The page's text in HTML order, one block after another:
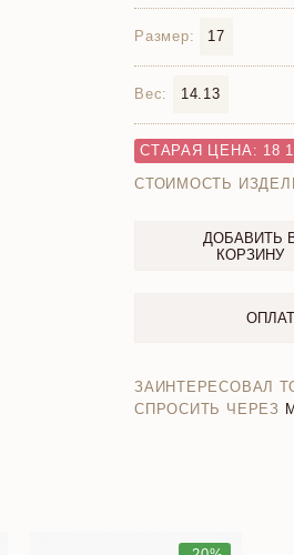
Размер: 17
Вес: 14.13
СТАРАЯ ЦЕНА: 18
СТОИМОСТЬ
ДОБАВИТЬ
КОРЗИНУ
ЗАИНТЕРЕСОВАЛ
СПРОСИТЬ ЧЕРЕЗ